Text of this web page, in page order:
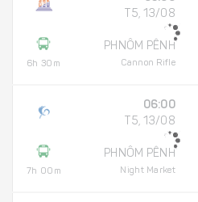
6h 30m
T5, 13/08
PHNÔM PÊNH
Cannon Rifle
7h 00m
06:00
T5, 13/08
PHNÔM PÊNH
Night Market